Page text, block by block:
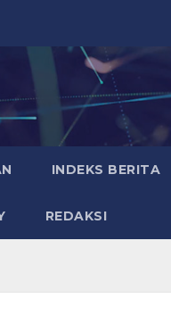
INDEKS BERITA
REDAKSI